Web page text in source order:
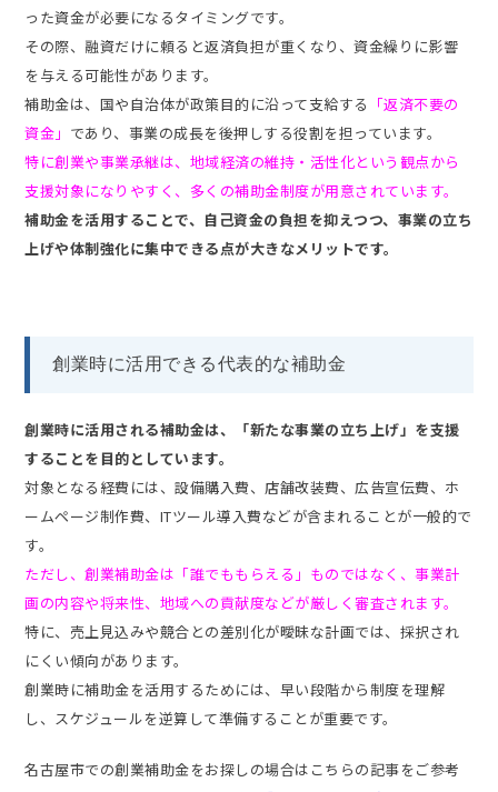
った資金が必要になるタイミングです。
その際、融資だけに頼ると返済負担が重くなり、資金繰りに影響
を与える可能性があります。
補助金は、国や自治体が政策目的に沿って支給する 「返済不要の
資金」 であり、事業の成長を後押しする役割を担っています。
特に創業や事業承継は、地域経済の維持・活性化という観点から
支援対象になりやすく、多くの補助金制度が用意されています。
補助金を活用することで、自己資金の負担を抑えつつ、事業の立ち
上げや体制強化に集中できる点が大きなメリットです。
創業時に活用できる代表的な補助金
創業時に活用される補助金は、「新たな事業の立ち上げ」を支援
することを目的としています。
対象となる経費には、設備購入費、店舗改装費、広告宣伝費、ホ
ームページ制作費、ITツール導入費などが含まれることが一般的で
す。
ただし、創業補助金は「誰でももらえる」ものではなく、事業計
画の内容や将来性、地域への貢献度などが厳しく審査されます。
特に、売上見込みや競合との差別化が曖昧な計画では、採択され
にくい傾向があります。
創業時に補助金を活用するためには、早い段階から制度を理解
し、スケジュールを逆算して準備することが重要です。
名古屋市での創業補助金をお探しの場合はこちらの記事をご参考